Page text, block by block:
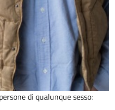
di qualunque sesso: